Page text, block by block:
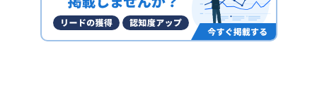
UPWARD
UPWARD株式会社